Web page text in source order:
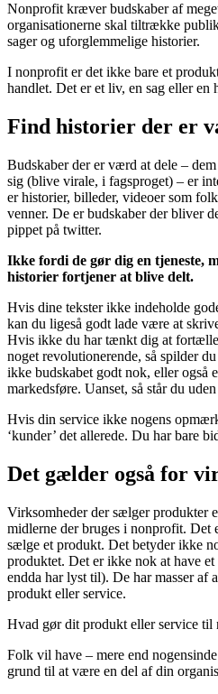
Nonprofit kræver budskaber af
organisationerne skal tiltrække
sager og uforglemmelige historier.
I nonprofit er det ikke bare et
handlet. Det er et liv, en sag eller en
Find historier der er
Budskaber der er værd at dele –
sig (blive virale, i fagsproget) – er
er historier, billeder, videoer som
venner. De er budskaber der bliver
pippet på twitter.
Ikke fordi de gør dig en tjeneste,
historier fortjener at blive delt.
Hvis dine tekster ikke indeholde
kan du ligeså godt lade være at
Hvis ikke du har tænkt dig at
noget revolutionerende, så spilder
ikke budskabet godt nok, eller også
markedsføre. Uanset, så står du
Hvis din service ikke nogens
‘kunder’ det allerede. Du har bare
Det gælder også for
Virksomheder der sælger produkter
midlerne der bruges i nonprofit. Det
sælge et produkt. Det betyder ikke
produktet. Det er ikke nok at have
endda har lyst til). De har masser af
produkt eller service.
Hvad gør dit produkt eller service
Folk vil have – mere end
grund til at være en del af din